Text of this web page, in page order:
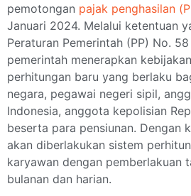
pemotongan pajak penghasilan
Januari 2024. Melalui ketentuan
Peraturan Pemerintah (PP) No.
pemerintah menerapkan
perhitungan baru yang berlaku
negara, pegawai negeri sipil,
Indonesia, anggota kepolisian
beserta para pensiunan. Dengan
akan diberlakukan sistem
karyawan dengan pemberlakuan
bulanan dan harian.